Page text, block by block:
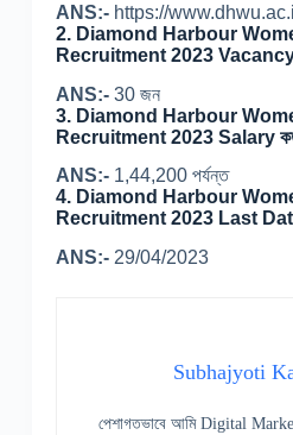
ANS:-https://
2. Diamond Harbour
Recruitment 2023 Vacancy
ANS:-30 জন
3. Diamond Harbour
Recruitment 2023 Salary
ANS:-1,44,200 পর্যন্ত
4. Diamond Harbour
Recruitment 2023 Last
ANS:-29/04/2023
Subhajyoti
পেশাগতভাবে আমি Digital